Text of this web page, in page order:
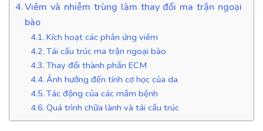
Viêm và nhiễm trùng làm thay đổi ma trận ngoại
bào
Kích hoạt các phản ứng viêm
Tái cấu trúc ma trận ngoại bào
Thay đổi thành phần ECM
Ảnh hưởng đến tính cơ học của da
Tác động của các mầm bệnh
Quá trình chữa lành và tái cấu trúc